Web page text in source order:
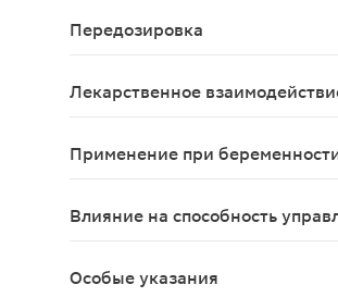
Передозировка
Лекарственное
Применение при
Влияние на способность
Особые указания